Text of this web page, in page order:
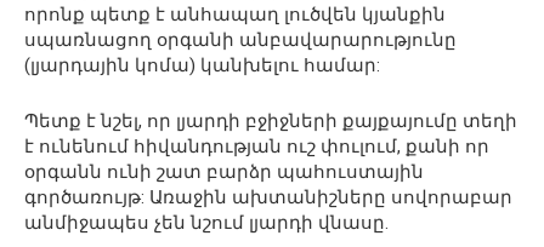
որոնք պետք է անհապաղ լուծվեն կյանքին
սպառնացող օրգանի անբավարարությունը
(լյարդային կոմա) կանխելու համար:
Պետք է նշել, որ լյարդի բջիջների քայքայումը տեղի
է ունենում հիվանդության ուշ փուլում, քանի որ
օրգանն ունի շատ բարձր պահուստային
գործառույթ: Առաջին ախտանիշները սովորաբար
անմիջապես չեն նշում լյարդի վնասը.